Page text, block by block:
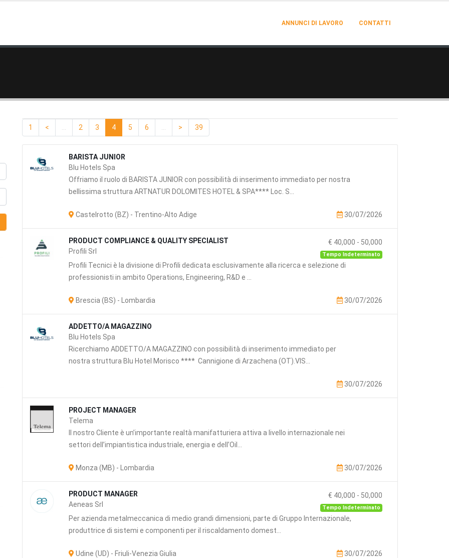
ANNUNCI DI LAVORO CONTATTI
1 < 2 3 4 5 6 > 39
BARISTA JUNIOR
Blu Hotels Spa
Offriamo il ruolo di BARISTA JUNIOR con possibilità di inserimento immediato per nostra
bellissima struttura ARTNATUR DOLOMITES HOTEL & SPA**** Loc. S...
Castelrotto (BZ) - Trentino-Alto Adige 30/07/2026
PRODUCT COMPLIANCE & QUALITY SPECIALIST
Profili Srl
€ 40,000 - 50,000
Tempo Indeterminato
Profili Tecnici è la divisione di Profili dedicata esclusivamente alla ricerca e selezione di
professionisti in ambito Operations, Engineering, R&D e ...
Brescia (BS) - Lombardia 30/07/2026
ADDETTO/A MAGAZZINO
Blu Hotels Spa
Ricerchiamo ADDETTO/A MAGAZZINO con possibilità di inserimento immediato per
nostra struttura Blu Hotel Morisco **** Cannigione di Arzachena (OT).VIS...
30/07/2026
PROJECT MANAGER
Telema
Il nostro Cliente è un’importante realtà manifatturiera attiva a livello internazionale nei
settori dell’impiantistica industriale, energia e dell’Oil...
Monza (MB) - Lombardia 30/07/2026
PRODUCT MANAGER
Aeneas Srl
€ 40,000 - 50,000
Tempo Indeterminato
Per azienda metalmeccanica di medio grandi dimensioni, parte di Gruppo Internazionale,
produttrice di sistemi e componenti per il riscaldamento domest...
Udine (UD) - Friuli-Venezia Giulia 30/07/2026